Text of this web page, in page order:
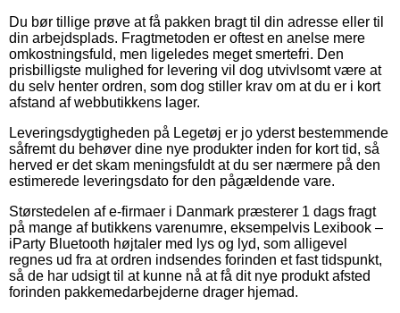
Du bør tillige prøve at få pakken bragt til din adresse eller til
din arbejdsplads. Fragtmetoden er oftest en anelse mere
omkostningsfuld, men ligeledes meget smertefri. Den
prisbilligste mulighed for levering vil dog utvivlsomt være at
du selv henter ordren, som dog stiller krav om at du er i kort
afstand af webbutikkens lager.
Leveringsdygtigheden på Legetøj er jo yderst bestemmende
såfremt du behøver dine nye produkter inden for kort tid, så
herved er det skam meningsfuldt at du ser nærmere på den
estimerede leveringsdato for den pågældende vare.
Størstedelen af e-firmaer i Danmark præsterer 1 dags fragt
på mange af butikkens varenumre, eksempelvis Lexibook –
iParty Bluetooth højtaler med lys og lyd, som alligevel
regnes ud fra at ordren indsendes forinden et fast tidspunkt,
så de har udsigt til at kunne nå at få dit nye produkt afsted
forinden pakkemedarbejderne drager hjemad.